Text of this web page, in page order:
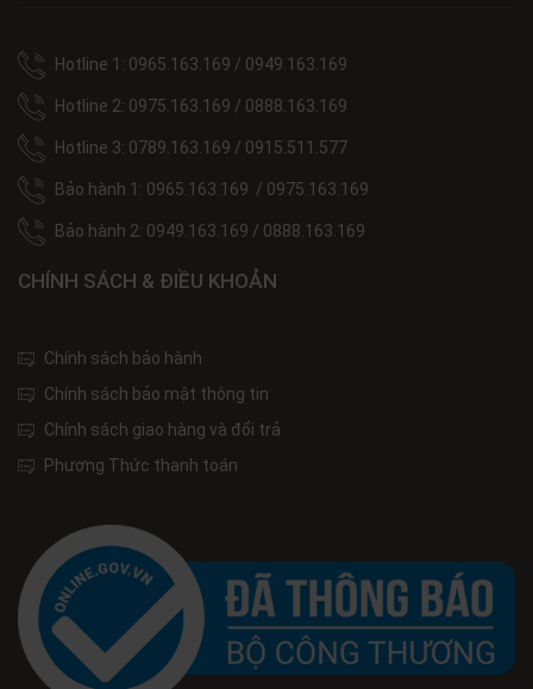
Hotline 1: 0965.163.169 / 0949.163.169
Hotline 2: 0975.163.169 / 0888.163.169
Hotline 3: 0789.163.169 / 0915.511.577
Bảo hành 1: 0965.163.169 / 0975.163.169
Bảo hành 2: 0949.163.169 / 0888.163.169
CHÍNH SÁCH & ĐIỀU KHOẢN
Chính sách bảo hành
Chính sách bảo mật thông tin
Chính sách giao hàng và đổi trả
Phương Thức thanh toán